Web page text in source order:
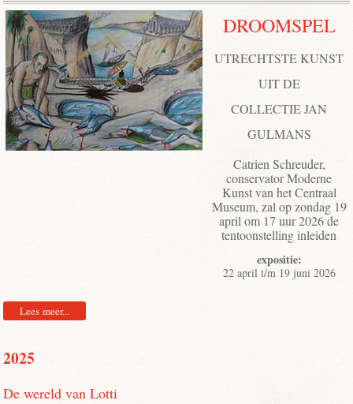
DROOMSPEL
UTRECHTSTE KUNST
UIT DE
COLLECTIE JAN
GULMANS
Catrien Schreuder,
conservator Moderne
Kunst van het Centraal
Museum, zal op zondag 19
april om 17 uur 2026 de
tentoonstelling inleiden
expositie:
22 april t/m 19 juni 2026
Lees meer...
2025
De wereld van Lotti